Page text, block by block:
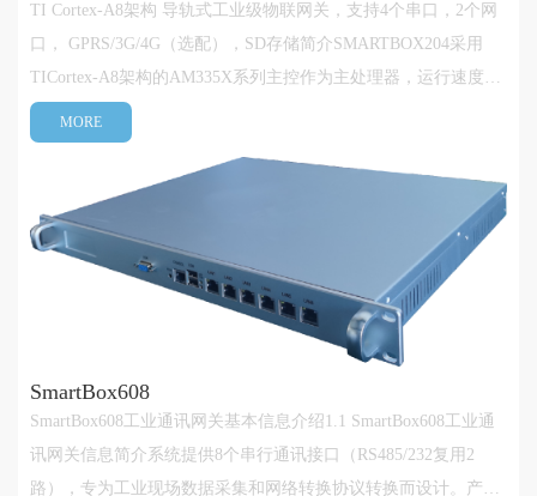
TI Cortex-A8架构 导轨式工业级物联网关，支持4个串口，2个网
口， GPRS/3G/4G（选配），SD存储简介SMARTBOX204采用
TICortex-A8架构的AM335X系列主控作为主处理器，运行速度最
大可达1GHz，支持2个10/100M自适应工业以太网、4个
RS232/485串行通讯接口、1路GPRS/3G/4G接口(选装)、大容量
SD存储、RTC、及硬件加密电路等，可为用···
MORE
SmartBox608
SmartBox608工业通讯网关基本信息介绍1.1 SmartBox608工业通
讯网关信息简介系统提供8个串行通讯接口（RS485/232复用2
路），专为工业现场数据采集和网络转换协议转换而设计。产品